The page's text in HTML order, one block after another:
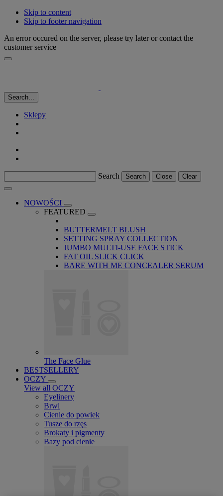
Skip to content
Skip to footer navigation
An error occured on the server, please try later or contact the
customer service
Search...
Sklepy
Search Search Close Clear
NOWOŚCI
FEATURED
BUTTERMELT BLUSH
SETTING SPRAY COLLECTION
JUMBO MULTI-USE FACE STICK
FAT OIL SLICK CLICK
BARE WITH ME CONCEALER SERUM
The Face Glue
BESTSELLERY
OCZY
View all OCZY
Eyelinery
Brwi
Cienie do powiek
Tusze do rzęs
Brokaty i pigmenty
Bazy pod cienie